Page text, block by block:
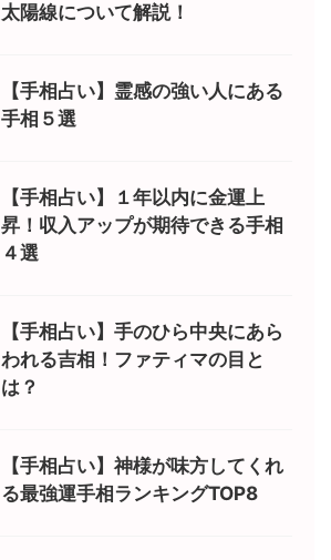
太陽線について解説！
【手相占い】霊感の強い人にある
手相５選
【手相占い】１年以内に金運上
昇！収入アップが期待できる手相
４選
【手相占い】手のひら中央にあら
われる吉相！ファティマの目と
は？
【手相占い】神様が味方してくれ
る最強運手相ランキングTOP8